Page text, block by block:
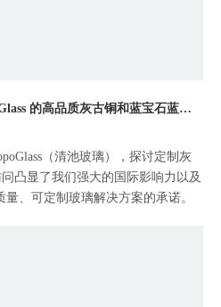
客户来访|刚果买家称赞 TopoGlass 的高品质灰古铜和蓝宝石蓝膜玻璃
（清池玻璃），探讨定制灰
凸显了我们强大的国际影响力以及
、可定制玻璃解决方案的承诺。